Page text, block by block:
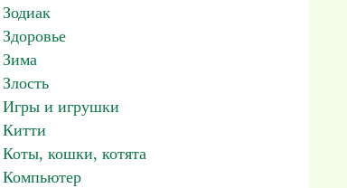
Зодиак
Здоровье
Зима
Злость
Игры и игрушки
Китти
Коты, кошки, котята
Компьютер